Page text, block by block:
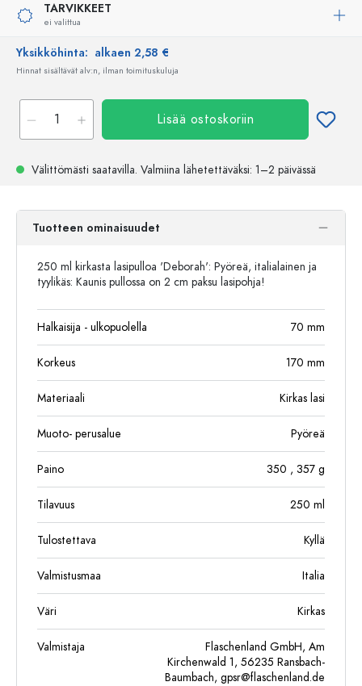
TARVIKKEET
ei valittua
Yksikköhinta: alkaen 2,58 €
Hinnat sisältävät alv:n, ilman toimituskuluja
Lisää ostoskoriin
Välittömästi saatavilla. Valmiina lähetettäväksi: 1–2 päivässä
Tuotteen ominaisuudet
250 ml kirkasta lasipulloa 'Deborah': Pyöreä, italialainen ja
tyylikäs: Kaunis pullossa on 2 cm paksu lasipohja!
Halkaisija - ulkopuolella 70 mm
Korkeus 170 mm
Materiaali Kirkas lasi
Muoto- perusalue Pyöreä
Paino 350 , 357 g
Tilavuus 250 ml
Tulostettava Kyllä
Valmistusmaa Italia
Väri Kirkas
Valmistaja
Flaschenland GmbH, Am
Kirchenwald 1, 56235 Ransbach-
Baumbach, gpsr@flaschenland.de